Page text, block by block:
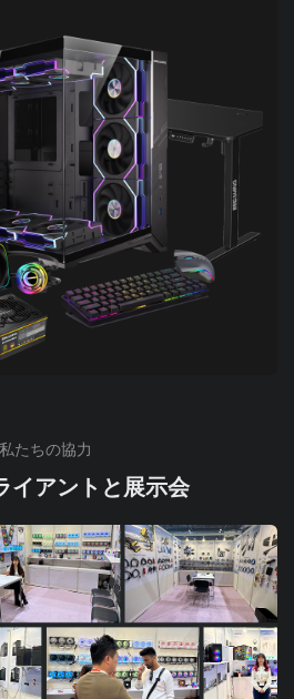
私たちの協力
イアントと展示会